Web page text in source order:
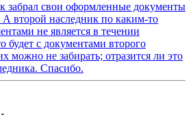
забрал свои оформленные документы
А второй наследник по каким-то
не является в течении
будет с документами второго
можно не забирать; отразится ли это
Спасибо.